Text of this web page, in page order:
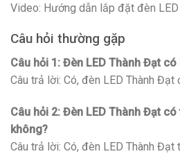
Video: Hướng dẫn lắp đặt đèn
Câu hỏi thường gặp
Câu hỏi 1: Đèn LED Thành Đạt
Câu trả lời: Có, đèn LED Thành Đạt
Câu hỏi 2: Đèn LED Thành Đạt
không?
Câu trả lời: Có, đèn LED Thành Đạt